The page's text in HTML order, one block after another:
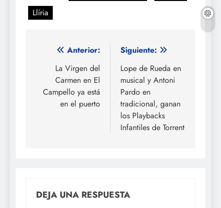
Llíria
Navegación
entradas
Anterior:
La Virgen del
Carmen en El
Campello ya está
en el puerto
Siguiente:
Lope de Rueda en
musical y Antoni
Pardo en
tradicional, ganan
los Playbacks
Infantiles de Torrent
DEJA UNA RESPUESTA